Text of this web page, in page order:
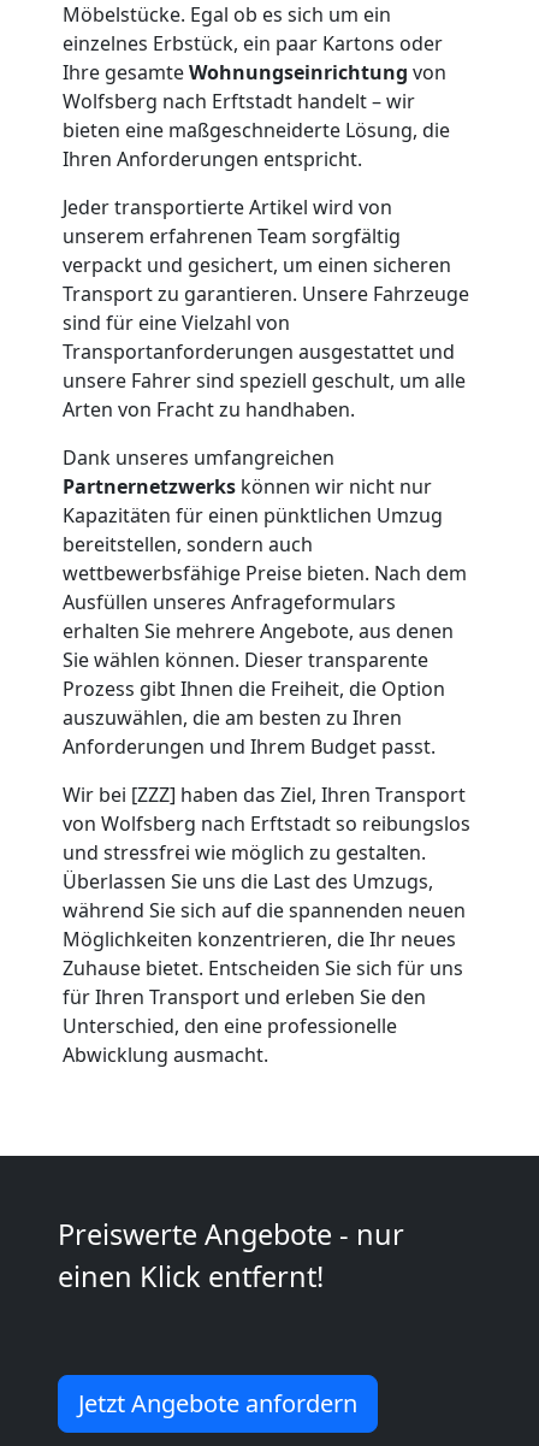
Möbelstücke. Egal ob es sich um ein
einzelnes Erbstück, ein paar Kartons oder
Ihre gesamteWohnungseinrichtung von
Wolfsberg nach Erftstadt handelt – wir
bieten eine maßgeschneiderte Lösung, die
Ihren Anforderungen entspricht.
Jeder transportierte Artikel wird von
unserem erfahrenen Team sorgfältig
verpackt und gesichert, um einen sicheren
Transport zu garantieren. Unsere Fahrzeuge
sind für eine Vielzahl von
Transportanforderungen ausgestattet und
unsere Fahrer sind speziell geschult, um alle
Arten von Fracht zu handhaben.
Dank unseres umfangreichen
Partnernetzwerks können wir nicht nur
Kapazitäten für einen pünktlichen Umzug
bereitstellen, sondern auch
wettbewerbsfähige Preise bieten. Nach dem
Ausfüllen unseres Anfrageformulars
erhalten Sie mehrere Angebote, aus denen
Sie wählen können. Dieser transparente
Prozess gibt Ihnen die Freiheit, die Option
auszuwählen, die am besten zu Ihren
Anforderungen und Ihrem Budget passt.
Wir bei [ZZZ] haben das Ziel, Ihren Transport
von Wolfsberg nach Erftstadt so reibungslos
und stressfrei wie möglich zu gestalten.
Überlassen Sie uns die Last des Umzugs,
während Sie sich auf die spannenden neuen
Möglichkeiten konzentrieren, die Ihr neues
Zuhause bietet. Entscheiden Sie sich für uns
für Ihren Transport und erleben Sie den
Unterschied, den eine professionelle
Abwicklung ausmacht.
Preiswerte Angebote - nur
einen Klick entfernt!
Jetzt Angebote anfordern
Möbelmontage
Wolfsberg
Möbeltransport
Wolfsberg
Beiladung
Wolfsberg
Mini
Umzug
Wolfsberg
Umzug
Mann
LKW
Wolfsberg
Kunsttransport
Wolfsberg
Umzug
Wolfsberg